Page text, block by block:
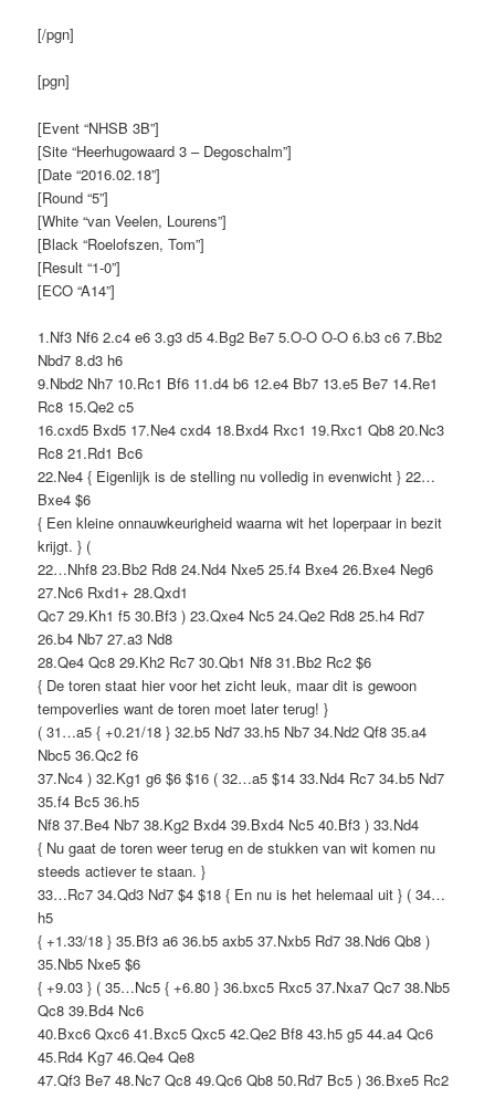
[/pgn]
[pgn]
[Event “NHSB 3B”]
[Site “Heerhugowaard 3 – Degoschalm”]
[Date “2016.02.18”]
[Round “5”]
[White “van Veelen, Lourens”]
[Black “Roelofszen, Tom”]
[Result “1-0”]
[ECO “A14”]
1.Nf3 Nf6 2.c4 e6 3.g3 d5 4.Bg2 Be7 5.O-O O-O 6.b3 c6 7.Bb2
Nbd7 8.d3 h6
9.Nbd2 Nh7 10.Rc1 Bf6 11.d4 b6 12.e4 Bb7 13.e5 Be7 14.Re1
Rc8 15.Qe2 c5
16.cxd5 Bxd5 17.Ne4 cxd4 18.Bxd4 Rxc1 19.Rxc1 Qb8 20.Nc3
Rc8 21.Rd1 Bc6
22.Ne4 { Eigenlijk is de stelling nu volledig in evenwicht } 22…
Bxe4 $6
{ Een kleine onnauwkeurigheid waarna wit het loperpaar in bezit
krijgt. } (
22…Nhf8 23.Bb2 Rd8 24.Nd4 Nxe5 25.f4 Bxe4 26.Bxe4 Neg6
27.Nc6 Rxd1+ 28.Qxd1
Qc7 29.Kh1 f5 30.Bf3 ) 23.Qxe4 Nc5 24.Qe2 Rd8 25.h4 Rd7
26.b4 Nb7 27.a3 Nd8
28.Qe4 Qc8 29.Kh2 Rc7 30.Qb1 Nf8 31.Bb2 Rc2 $6
{ De toren staat hier voor het zicht leuk, maar dit is gewoon
tempoverlies want de toren moet later terug! }
( 31…a5 { +0.21/18 } 32.b5 Nd7 33.h5 Nb7 34.Nd2 Qf8 35.a4
Nbc5 36.Qc2 f6
37.Nc4 ) 32.Kg1 g6 $6 $16 ( 32…a5 $14 33.Nd4 Rc7 34.b5 Nd7
35.f4 Bc5 36.h5
Nf8 37.Be4 Nb7 38.Kg2 Bxd4 39.Bxd4 Nc5 40.Bf3 ) 33.Nd4
{ Nu gaat de toren weer terug en de stukken van wit komen nu
steeds actiever te staan. }
33…Rc7 34.Qd3 Nd7 $4 $18 { En nu is het helemaal uit } ( 34…
h5
{ +1.33/18 } 35.Bf3 a6 36.b5 axb5 37.Nxb5 Rd7 38.Nd6 Qb8 )
35.Nb5 Nxe5 $6
{ +9.03 } ( 35…Nc5 { +6.80 } 36.bxc5 Rxc5 37.Nxa7 Qc7 38.Nb5
Qc8 39.Bd4 Nc6
40.Bxc6 Qxc6 41.Bxc5 Qxc5 42.Qe2 Bf8 43.h5 g5 44.a4 Qc6
45.Rd4 Kg7 46.Qe4 Qe8
47.Qf3 Be7 48.Nc7 Qc8 49.Qc6 Qb8 50.Rd7 Bc5 ) 36.Bxe5 Rc2